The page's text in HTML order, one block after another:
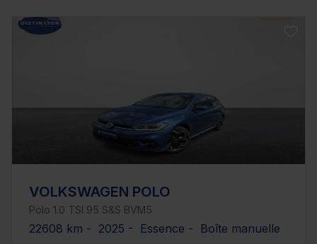
VOLKSWAGEN POLO
Polo 1.0 TSI 95 S&S BVM5
22608 km - 2025 - Essence - Boîte manuelle